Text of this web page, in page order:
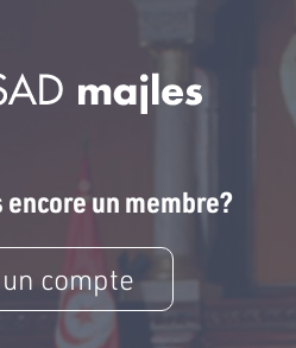
un membre?
compte